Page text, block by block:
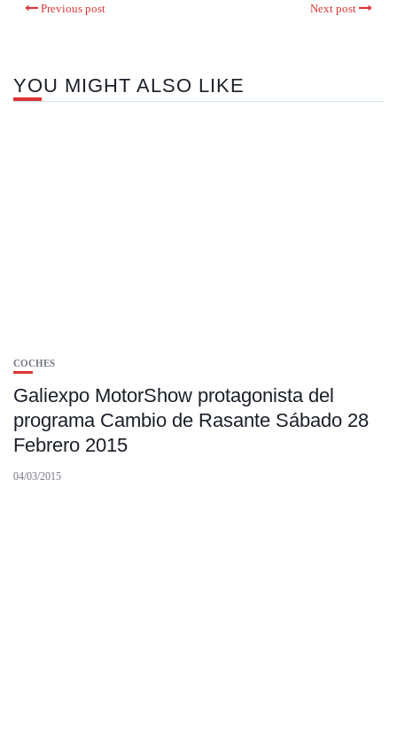
Previous post Next post
YOU MIGHT ALSO LIKE
COCHES
Galiexpo MotorShow protagonista del
programa Cambio de Rasante Sábado 28
Febrero 2015
04/03/2015